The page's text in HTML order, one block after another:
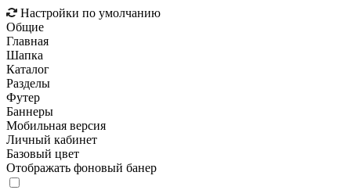
Настройки по умолчанию
Общие
Главная
Шапка
Каталог
Разделы
Футер
Баннеры
Мобильная версия
Личный кабинет
Базовый цвет
Отображать фоновый банер